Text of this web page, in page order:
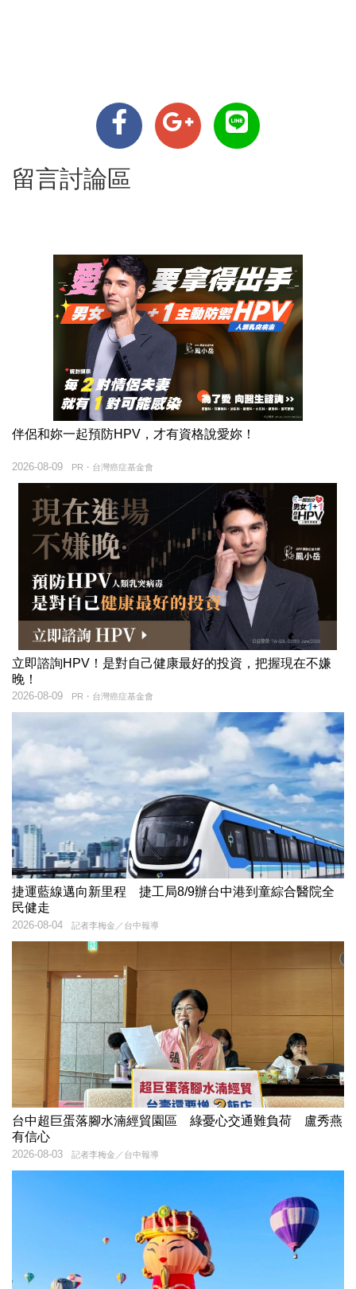
留言討論區
伴侶和妳一起預防HPV，才有資格說愛妳！
PR・台灣癌症基金會
2026-08-09
立即諮詢HPV！是對自己健康最好的投資，把握現在不嫌
晚！
PR・台灣癌症基金會
2026-08-09
捷運藍線邁向新里程 捷工局8/9辦台中港到童綜合醫院全
民健走
記者李梅金／台中報導
2026-08-04
台中超巨蛋落腳水湳經貿園區 綠憂心交通難負荷 盧秀燕
有信心
記者李梅金／台中報導
2026-08-03